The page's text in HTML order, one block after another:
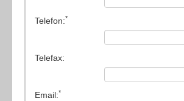
Telefon:*
Telefax:
Email:*